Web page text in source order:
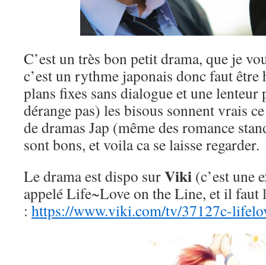
C’est un très bon petit drama, que je
c’est un rythme japonais donc faut être
plans fixes sans dialogue et une
dérange pas) les bisous sonnent vrais
de dramas Jap (même des romance
sont bons, et voila ca se laisse regarder.
Le drama est dispo surViki (c’est une
appelé Life~Love on the Line, et il faut
: https://www.viki.com/tv/37127c-